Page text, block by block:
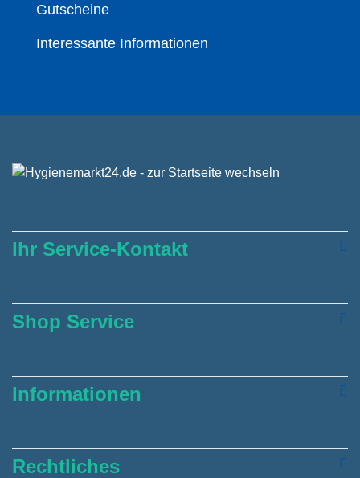
Gutscheine
Interessante Informationen
Ihr Service-Kontakt
Shop Service
Informationen
Rechtliches